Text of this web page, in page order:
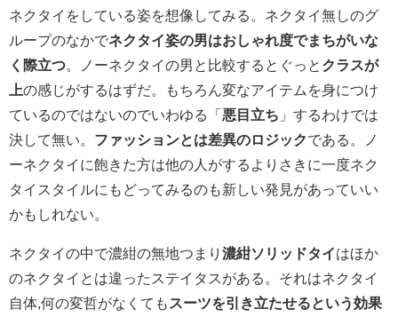
ネクタイをしている姿を想像してみる。ネクタイ無しのグ
ループのなかでネクタイ姿の男はおしゃれ度でまちがいな
く際立つ。ノーネクタイの男と比較するとぐっと クラスが
上の感じがするはずだ。もちろん変なアイテムを身につけ
ているのではないのでいわゆる「 悪目立ち 」するわけでは
決して無い。 ファッションとは差異のロジックである。ノ
ーネクタイに飽きた方は他の人がするよりさきに一度ネク
タイスタイルにもどってみるのも新しい発見があっていい
かもしれない。
ネクタイの中で濃紺の無地つまり 濃紺ソリッドタイはほか
のネクタイとは違ったステイタスがある。それはネクタイ
自体,何の変哲がなくても スーツを引き立たせるという効果